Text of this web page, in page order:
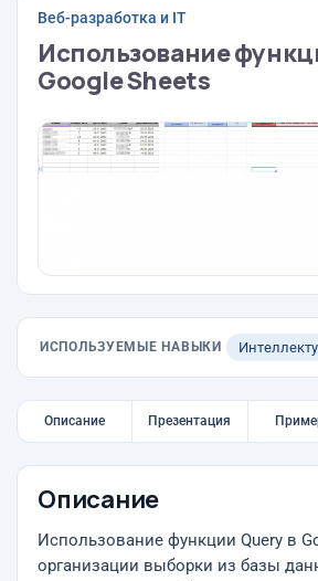
Веб-разработка и IT
Использование
Google Sheets
ИСПОЛЬЗУЕМЫЕ НАВЫКИ
Описание Презентация
Описание
Использование функции Query в
организации выборки из базы